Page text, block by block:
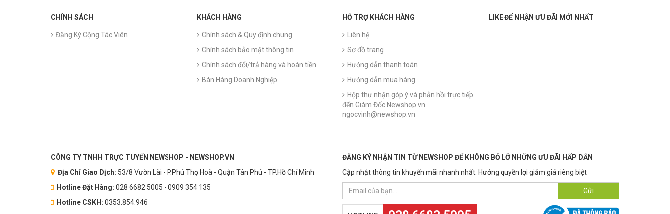
CHÍNH SÁCH
Đăng Ký Cộng Tác Viên
KHÁCH HÀNG
Chính sách & Quy định chung
Chính sách bảo mật thông tin
Chính sách đổi/trả hàng và hoàn tiền
Bán Hàng Doanh Nghiệp
HỖ TRỢ KHÁCH HÀNG
Liên hệ
Sơ đồ trang
Hướng dẫn thanh toán
Hướng dẫn mua hàng
Hộp thư nhận góp ý và phản hồi trực tiếp
đến Giám Đốc Newshop.vn
ngocvinh@newshop.vn
LIKE ĐỂ NHẬN ƯU ĐÃI MỚI NHẤT
CÔNG TY TNHH TRỰC TUYẾN NEWSHOP - NEWSHOP.VN
Địa Chỉ Giao Dịch: 53/8 Vườn Lài - P.Phú Thọ Hoà - Quận Tân Phú - TP.Hồ Chí Minh
Hotline Đặt Hàng: 028 6682 5005 - 0909 354 135
Hotline CSKH: 0353.854.946
ĐĂNG KÝ NHẬN TIN TỪ NEWSHOP ĐỂ KHÔNG BỎ LỠ NHỮNG ƯU ĐÃI HẤP DẪN
Cập nhật thông tin khuyến mãi nhanh nhất. Hưởng quyền lợi giảm giá riêng biệt
Gửi